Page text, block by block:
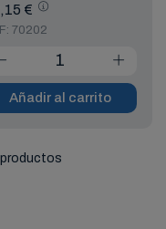
€
70202
Añadir al carrito